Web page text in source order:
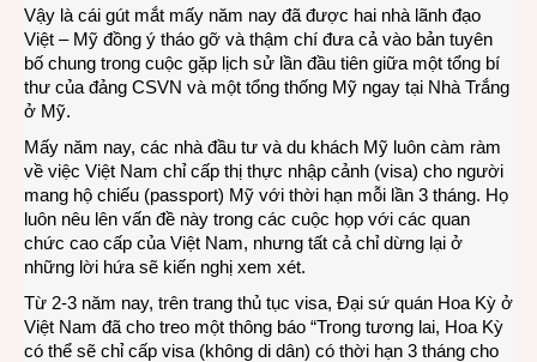
Vậy là cái gút mắt mấy năm nay đã được hai nhà lãnh đạo
Việt – Mỹ đồng ý tháo gỡ và thậm chí đưa cả vào bản tuyên
bố chung trong cuộc gặp lịch sử lần đầu tiên giữa một tổng bí
thư của đảng CSVN và một tổng thống Mỹ ngay tại Nhà Trắng
ở Mỹ.
Mấy năm nay, các nhà đầu tư và du khách Mỹ luôn càm ràm
về việc Việt Nam chỉ cấp thị thực nhập cảnh (visa) cho người
mang hộ chiếu (passport) Mỹ với thời hạn mỗi lần 3 tháng. Họ
luôn nêu lên vấn đề này trong các cuộc họp với các quan
chức cao cấp của Việt Nam, nhưng tất cả chỉ dừng lại ở
những lời hứa sẽ kiến nghị xem xét.
Từ 2-3 năm nay, trên trang thủ tục visa, Đại sứ quán Hoa Kỳ ở
Việt Nam đã cho treo một thông báo “Trong tương lai, Hoa Kỳ
có thể sẽ chỉ cấp visa (không di dân) có thời hạn 3 tháng cho